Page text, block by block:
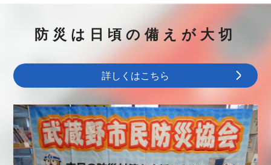
2026.05.20
ミニフェスin吉祥寺［防災編］」（5月31日11：
「第45回タワーズマルシェ＠むさしの」（5月30日
11：00～16：00開催）にて防災用品 の展示販売を
行います。
2026.05.12
防災は日頃の備えが大切
詳しくはこちら